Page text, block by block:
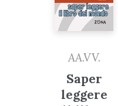
AA.VV.
Saper
leggere